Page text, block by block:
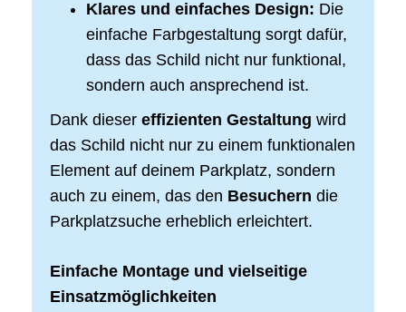
Klares und einfaches Design: Die
einfache Farbgestaltung sorgt dafür,
dass das Schild nicht nur funktional,
sondern auch ansprechend ist.
Dank dieser effizienten Gestaltung wird
das Schild nicht nur zu einem funktionalen
Element auf deinem Parkplatz, sondern
auch zu einem, das den Besuchern die
Parkplatzsuche erheblich erleichtert.
Einfache Montage und vielseitige
Einsatzmöglichkeiten